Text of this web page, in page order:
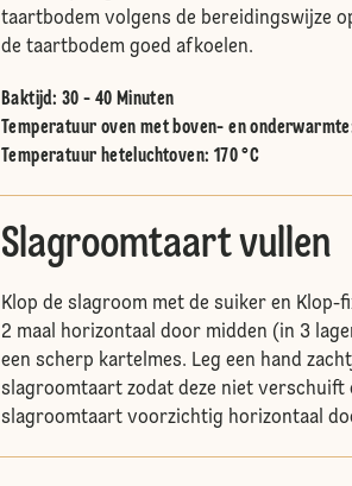
taartbodem volgens de bereidingswijze
de taartbodem goed afkoelen.
Baktijd: 30 - 40 Minuten
Temperatuur oven met boven- en onderwarmte
Temperatuur heteluchtoven: 170 °C
Slagroomtaart vullen
Klop de slagroom met de suiker en
2 maal horizontaal door midden (in 3
een scherp kartelmes. Leg een hand
slagroomtaart zodat deze niet verschuift
slagroomtaart voorzichtig horizontaal